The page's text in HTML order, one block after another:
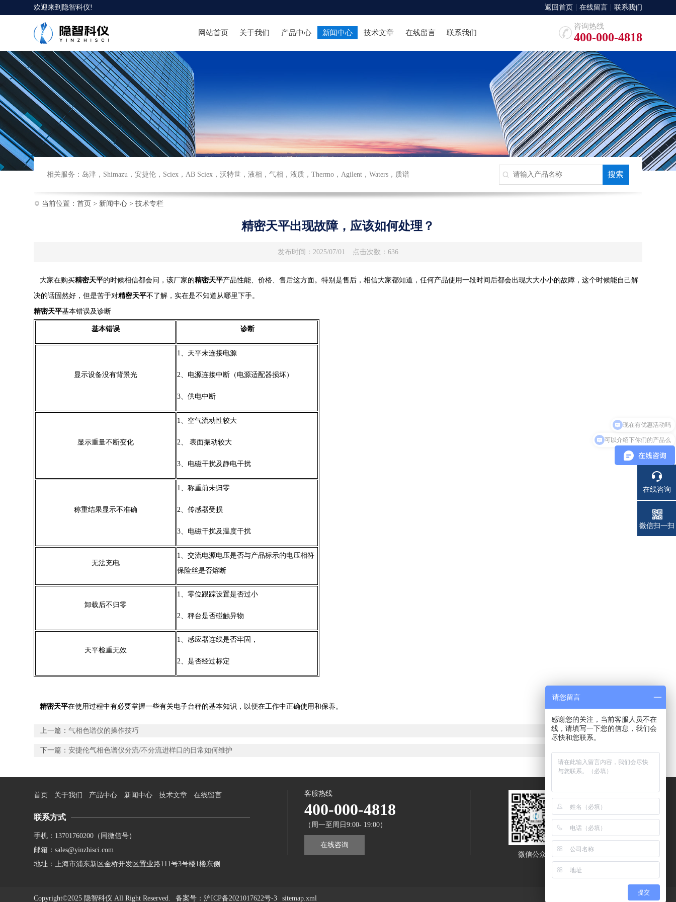
欢迎来到 隐智科仪! 返回首页 在线留言 联系我们
网站首页 关于我们 产品中心 新闻中心 技术文章 在线留言 联系我们
咨询热线
400-000-4818
相关服务： 岛津 ， Shimazu ，安捷伦 ， Sciex ，AB Sciex ，沃特世 ，液相 ，气相 ，液质 ，Thermo ，Agilent ，Waters ， 质谱
当前位置： 首页 > 新闻中心> 技术专栏
精密天平出现故障，应该如何处理？
发布时间：2025/07/01 点击次数：636
大家在购买精密天平的时候相信都会问，该厂家的精密天平产品性能、价格、售后这方面。特别是售后，相信大家都知道，任何产品使用一段时间后都会出现大大小小的故障，这个时候能自己解
决的话固然好，但是苦于对精密天平不了解，实在是不知道从哪里下手。
精密天平基本错误及诊断
基本错误 诊断
显示设备没有背景光
1、 天平未连接电源
2、 电源连接中断（电源适配器损坏）
3、 供电中断
显示重量不断变化
1、 空气流动性较大
2、 表面振动较大
3、 电磁干扰及静电干扰
称重结果显示不准确
1、 称重前未归零
2、 传感器受损
3、 电磁干扰及温度干扰
无法充电
1、 交流电源电压是否与产品标示的电压相符
保险丝是否熔断
卸载后不归零
1、 零位跟踪设置是否过小
2、 秤台是否碰触异物
天平检重无效
1、 感应器连线是否牢固，
2、 是否经过标定
精密天平在使用过程中有必要掌握一些有关电子台秤的基本知识，以便在工作中正确使用和保养。
上一篇：气相色谱仪的操作技巧
下一篇：安捷伦气相色谱仪分流/不分流进样口的日常如何维护
首页 关于我们 产品中心 新闻中心 技术文章 在线留言
联系方式
手机：13701760200（同微信号）
邮箱：sales@yinzhisci.com
地址：上海市浦东新区金桥开发区置业路111号3号楼1楼东侧
客服热线
400-000-4818
（周一至周日9:00- 19:00）
在线咨询
微信公众号
Copyright©2025 隐智科仪 All Right Reserved. 备案号：沪ICP备2021017622号-3 sitemap.xml
在线咨询
电话
微信扫一扫
请您留言
感谢您的关注，当前客服人员不在
线，请填写一下您的信息，我们会
尽快和您联系。
提交